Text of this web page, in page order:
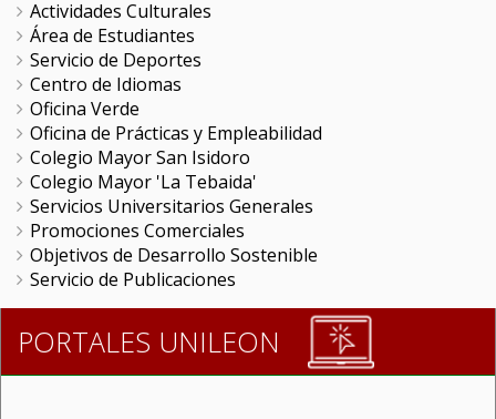
Actividades Culturales
Área de Estudiantes
Servicio de Deportes
Centro de Idiomas
Oficina Verde
Oficina de Prácticas y Empleabilidad
Colegio Mayor San Isidoro
Colegio Mayor 'La Tebaida'
Servicios Universitarios Generales
Promociones Comerciales
Objetivos de Desarrollo Sostenible
Servicio de Publicaciones
PORTALES UNILEON